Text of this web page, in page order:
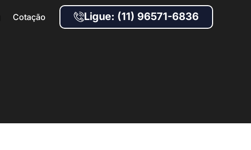
Cotação Ligue: (11) 96571-6836